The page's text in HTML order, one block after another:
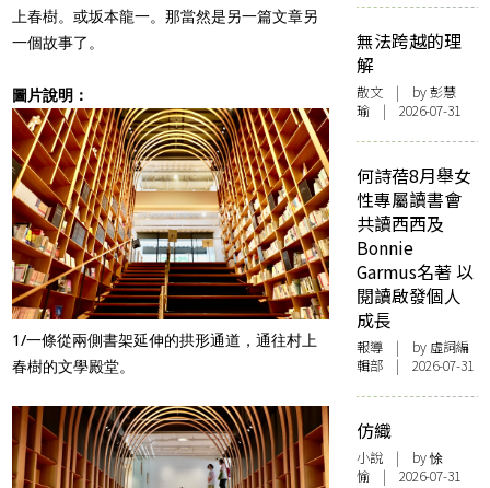
上春樹。或坂本龍一。那當然是另一篇文章另
一個故事了。
圖片說明：
1/一條從兩側書架延伸的拱形通道，通往村上
春樹的文學殿堂。
無法跨越的理
解
散文 | by 彭慧
瑜 | 2026-07-31
何詩蓓8月舉女
性專屬讀書會
共讀西西及
Bonnie
Garmus名著 以
閱讀啟發個人
成長
報導 | by 虛詞編
輯部 | 2026-07-31
仿織
小說 | by 悇
愉 | 2026-07-31